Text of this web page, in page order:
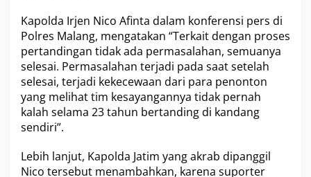
r
g
e
d
i
d
i
S
d
i
Kapolda Irjen Nico Afinta dalam konferensi pers di
Polres Malang, mengatakan “Terkait dengan proses
pertandingan tidak ada permasalahan, semuanya
selesai. Permasalahan terjadi pada saat setelah
selesai, terjadi kekecewaan dari para penonton
yang melihat tim kesayangannya tidak pernah
kalah selama 23 tahun bertanding di kandang
sendiri”.
Lebih lanjut, Kapolda Jatim yang akrab dipanggil
Nico tersebut menambahkan, karena suporter